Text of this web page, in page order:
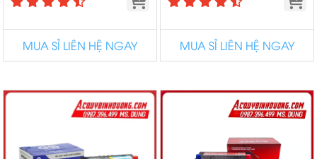
MUA SỈ LIÊN HỆ NGAY MUA SỈ LIÊN HỆ NGAY